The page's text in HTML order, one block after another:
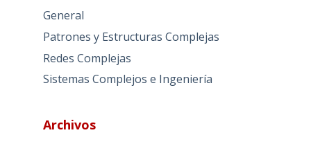
General
Patrones y Estructuras Complejas
Redes Complejas
Sistemas Complejos e Ingeniería
Archivos